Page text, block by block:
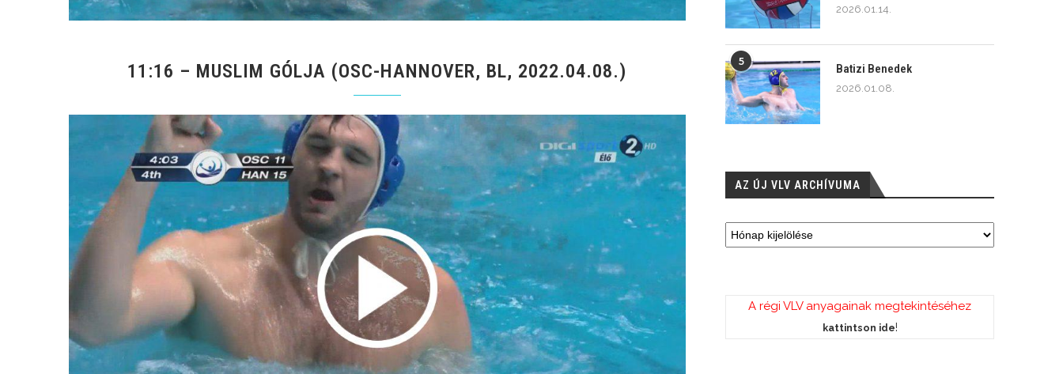
11:16 – MUSLIM GÓLJA (OSC-HANNOVER, BL, 2022.04.08.)
2026.01.14.
5
Batizi Benedek
2026.01.08.
AZ ÚJ VLV ARCHÍVUMA
A régi VLV anyagainak megtekintéséhez
kattintson ide!